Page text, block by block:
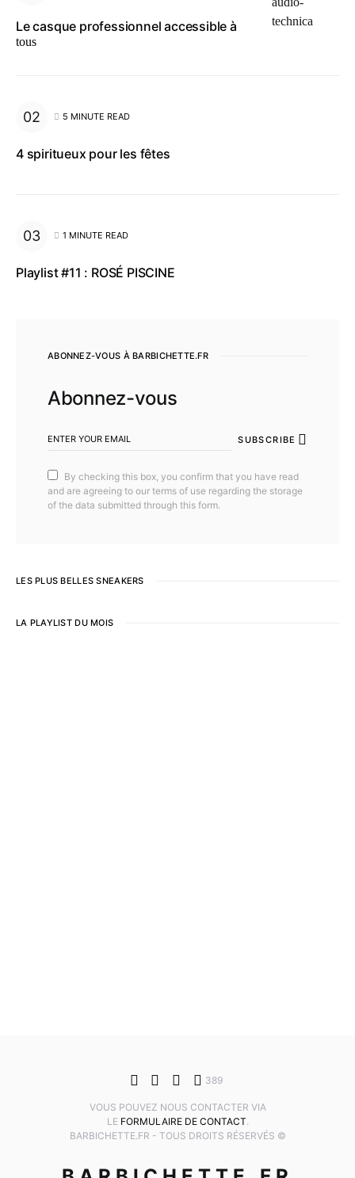
Le casque professionnel accessible à
tous
5 MINUTE READ
4 spiritueux pour les fêtes
1 MINUTE READ
Playlist #11 : ROSÉ PISCINE
ABONNEZ-VOUS À BARBICHETTE.FR
Abonnez-vous
SUBSCRIBE
By checking this box, you confirm that you have read
and are agreeing to our terms of use regarding the storage
of the data submitted through this form.
LES PLUS BELLES SNEAKERS
LA PLAYLIST DU MOIS
389
VOUS POUVEZ NOUS CONTACTER VIA
LE FORMULAIRE DE CONTACT.
BARBICHETTE.FR - TOUS DROITS RÉSERVÉS ©